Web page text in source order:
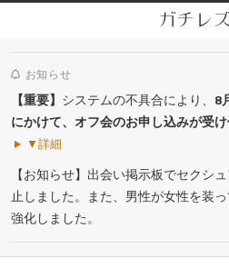
ガチレズ
Navigation
Menu
お知らせ
【重要】 システムの不具合により、 8
にかけて、オフ会のお申し込みが受
▼詳細
【お知らせ】出会い掲示板でセクシ
止しました。また、男性が女性を装
強化しました。